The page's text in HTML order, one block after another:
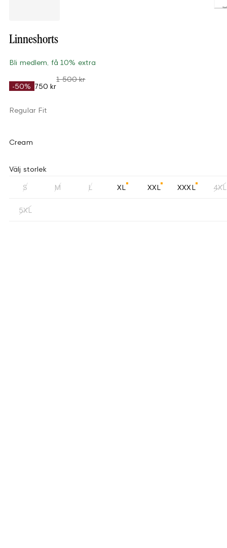
Linneshorts
Bli medlem, få 10% extra
-50% 750 kr
1 500 kr
Regular Fit
Cream
Välj storlek
S M L XL XXL XXXL 4XL
5XL